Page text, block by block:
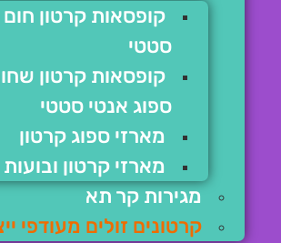
קופסאות קרטון חום
סטטי
קופסאות קרטון
ספוג אנטי סטטי
מארזי ספוג קרטון
מארזי קרטון ובועות
מגירות קר תא
קרטונים זולים מעודפי